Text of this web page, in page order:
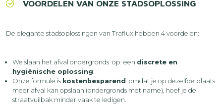
VOORDELEN VAN ONZE STADSOPLOSSING
De elegante stadsoplossingen van Traflux hebben 4 voordelen:
We slaan het afval ondergronds op: een discrete en
hygiënische oplossing.
Onze formule is kostenbesparend : omdat je op dezelfde plaats
meer afval kan opslaan (ondergronds met name), hoef je de
straatvuilbak minder vaak te ledigen.